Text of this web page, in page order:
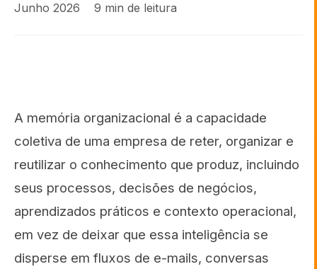
Junho 2026 9 min de leitura
A memória organizacional é a capacidade
coletiva de uma empresa de reter, organizar e
reutilizar o conhecimento que produz, incluindo
seus processos, decisões de negócios,
aprendizados práticos e contexto operacional,
em vez de deixar que essa inteligência se
disperse em fluxos de e-mails, conversas